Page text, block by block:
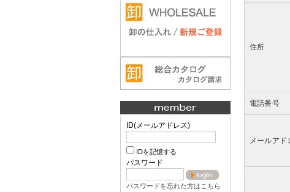
ID(メールアドレス)
IDを記憶する
パスワード
パスワードを忘れた方はこちら
住所
電話番号
メールアド